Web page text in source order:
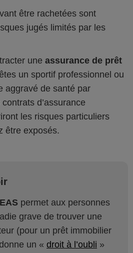
être rachetées sont
jugés limités par les
une assurance de prêt
un sportif professionnel ou
aggravé de santé par
d’assurance
les risques particuliers
être exposés.
permet aux personnes
grave de trouver une
(pour un prêt immobilier
un « droit à l’oubli »